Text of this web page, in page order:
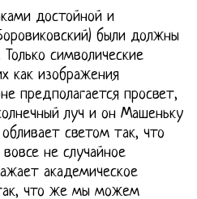
достойной и
были должны
символические
как изображения
предполагается просвет,
луч и он Машеньку
светом так, что
не случайное
академическое
что же мы можем